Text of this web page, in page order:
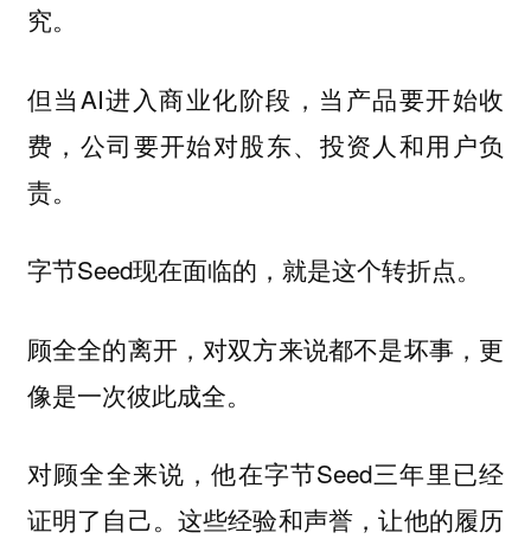
究。
但当AI进入商业化阶段，当产品要开始收
费，公司要开始对股东、投资人和用户负
责。
字节Seed现在面临的，就是这个转折点。
顾全全的离开，对双方来说都不是坏事，更
像是一次彼此成全。
对顾全全来说，他在字节Seed三年里已经
证明了自己。这些经验和声誉，让他的履历